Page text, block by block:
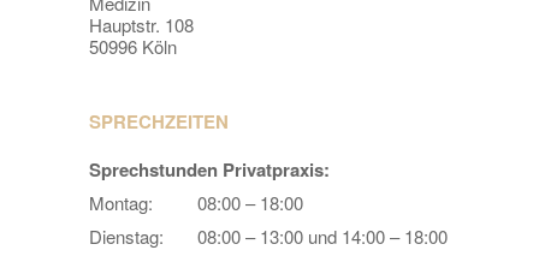
Hauptstr. 108
50996 Köln
SPRECHZEITEN
Sprechstunden Privatpraxis:
Montag:
08:00 – 18:00
Dienstag:
08:00 – 13:00 und 14:00 – 18:00